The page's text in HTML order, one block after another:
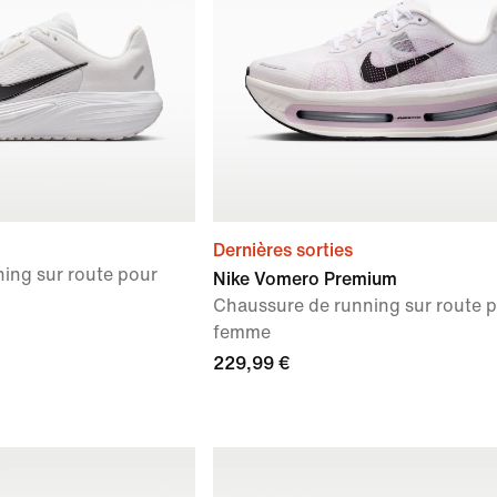
sur route pour
Dernières sorties
Nike Vomero Premium
Chaussure de running sur route
femme
229,99 €